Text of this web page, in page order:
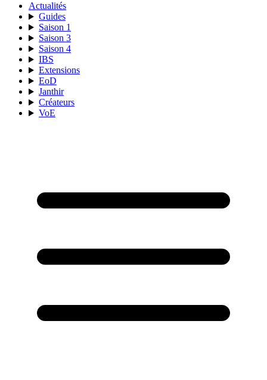
Actualités
Guides
Saison 1
Saison 3
Saison 4
IBS
Extensions
EoD
Janthir
Créateurs
VoE